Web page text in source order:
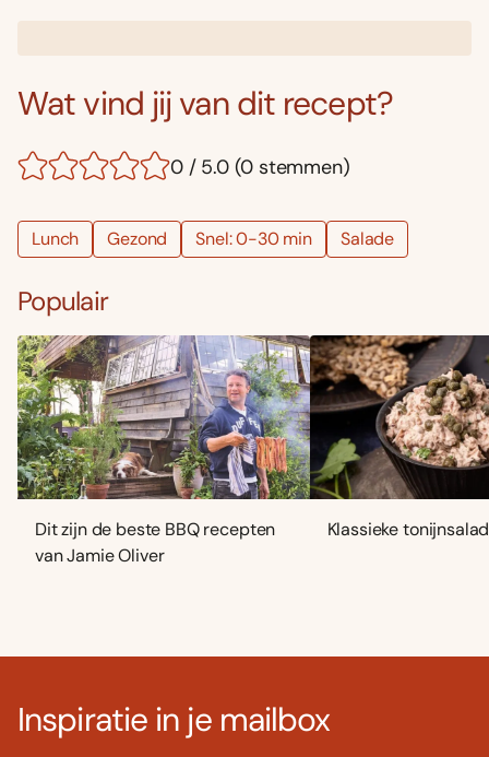
Wat vind jij van dit recept?
0 / 5.0 (0 stemmen)
Lunch Gezond Snel: 0-30 min Salade
Populair
Dit zijn de beste BBQ recepten
van Jamie Oliver
Klassieke
Inspiratie in je mailbox